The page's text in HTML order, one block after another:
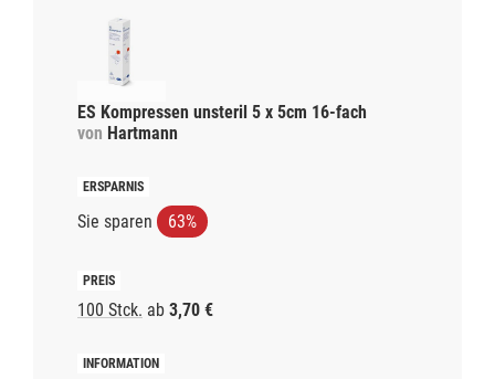
ES Kompressen unsteril 5 x 5cm 16-fach
von Hartmann
Sie sparen 63%
100 Stck. ab 3,70 €